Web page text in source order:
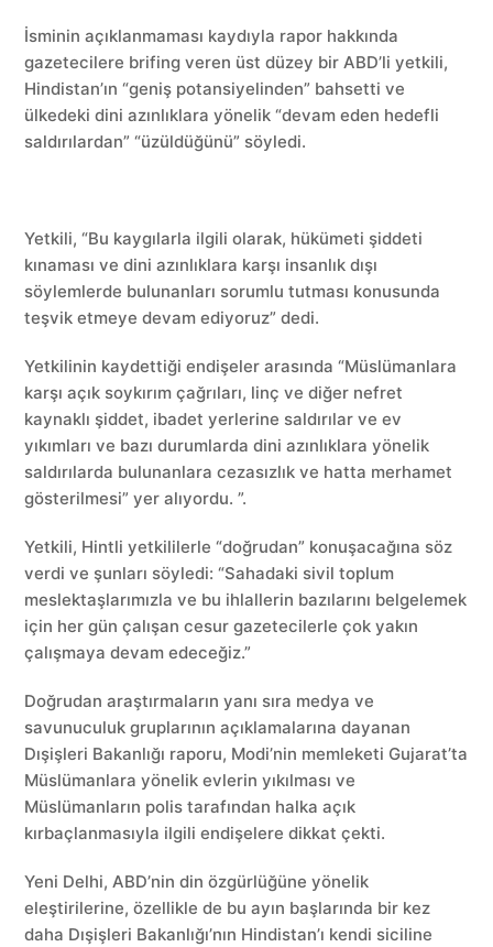
İsminin açıklanmaması kaydıyla rapor hakkında
gazetecilere brifing veren üst düzey bir ABD’li yetkili,
Hindistan’ın “geniş potansiyelinden” bahsetti ve
ülkedeki dini azınlıklara yönelik “devam eden hedefli
saldırılardan” “üzüldüğünü” söyledi.
Yetkili, “Bu kaygılarla ilgili olarak, hükümeti şiddeti
kınaması ve dini azınlıklara karşı insanlık dışı
söylemlerde bulunanları sorumlu tutması konusunda
teşvik etmeye devam ediyoruz” dedi.
Yetkilinin kaydettiği endişeler arasında “Müslümanlara
karşı açık soykırım çağrıları, linç ve diğer nefret
kaynaklı şiddet, ibadet yerlerine saldırılar ve ev
yıkımları ve bazı durumlarda dini azınlıklara yönelik
saldırılarda bulunanlara cezasızlık ve hatta merhamet
gösterilmesi” yer alıyordu. ”.
Yetkili, Hintli yetkililerle “doğrudan” konuşacağına söz
verdi ve şunları söyledi: “Sahadaki sivil toplum
meslektaşlarımızla ve bu ihlallerin bazılarını belgelemek
için her gün çalışan cesur gazetecilerle çok yakın
çalışmaya devam edeceğiz.”
Doğrudan araştırmaların yanı sıra medya ve
savunuculuk gruplarının açıklamalarına dayanan
Dışişleri Bakanlığı raporu, Modi’nin memleketi Gujarat’ta
Müslümanlara yönelik evlerin yıkılması ve
Müslümanların polis tarafından halka açık
kırbaçlanmasıyla ilgili endişelere dikkat çekti.
Yeni Delhi, ABD’nin din özgürlüğüne yönelik
eleştirilerine, özellikle de bu ayın başlarında bir kez
daha Dışişleri Bakanlığı’nın Hindistan’ı kendi siciline